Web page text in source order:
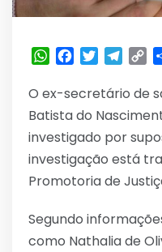
WhatsApp
Facebook
Twitter
O ex-secretário de
Batista do
investigado por
investigação está
Promotoria de
Segundo
como Nathalia de